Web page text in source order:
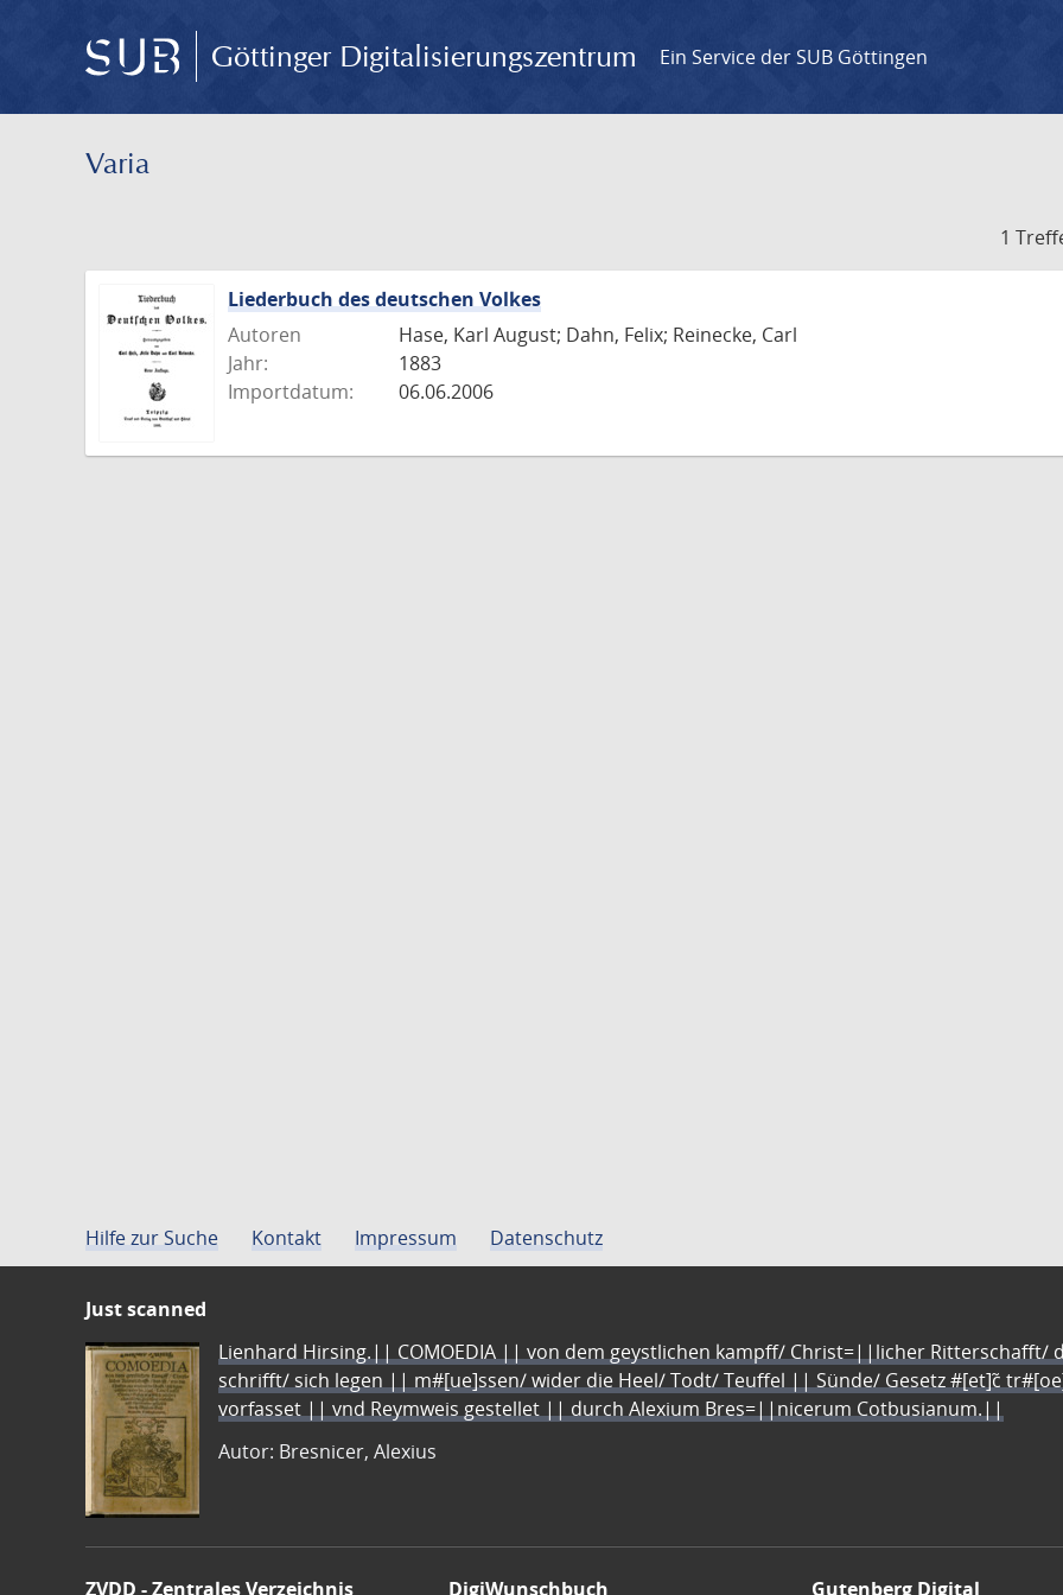
Göttinger Digitalisierungszentrum Ein Service der SUB Göttingen
Varia
1
Liederbuch des deutschen Volkes
Autoren
Hase, Karl August; Dahn, Felix; Reinecke, Carl
Jahr:
1883
Importdatum:
06.06.2006
Hilfe zur Suche Kontakt Impressum Datenschutz
Just scanned
Lienhard Hirsing.|| COMOEDIA || von dem geystlichen kampff/ Christ=||licher Ritterschafft/
schrifft/ sich legen || m#[ue]ssen/ wider die Heel/ Todt/ Teuffel || Sünde/ Gesetz #[et]c̃
vorfasset || vnd Reymweis gestellet || durch Alexium Bres=||nicerum Cotbusianum.||
Autor: Bresnicer, Alexius
ZVDD - Zentrales Verzeichnis DigiWunschbuch Gutenberg Digital